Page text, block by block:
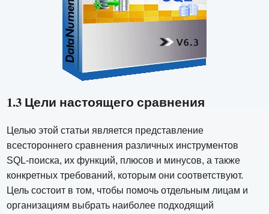
1.3 Цели настоящего сравнения
Целью этой статьи является представление
всестороннего сравнения различных инструментов
SQL-поиска, их функций, плюсов и минусов, а также
конкретных требований, которым они соответствуют.
Цель состоит в том, чтобы помочь отдельным лицам и
организациям выбрать наиболее подходящий